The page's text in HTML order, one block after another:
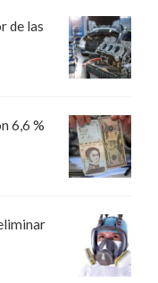
de las
6,6 %